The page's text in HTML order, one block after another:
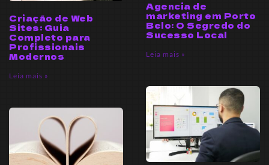
Criação de Web
Sites: Guia
Completo para
Profissionais
Modernos
Leia mais »
Agencia de
marketing em Porto
Belo: O Segredo do
Sucesso Local
Leia mais »